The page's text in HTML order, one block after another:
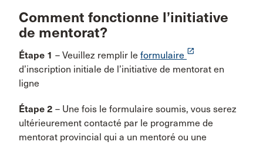
Comment fonctionne l’initiative
de mentorat?
Étape 1 – Veuillez remplir le formulaire launch
d’inscription initiale de l’initiative de mentorat en
ligne
Étape 2 – Une fois le formulaire soumis, vous serez
ultérieurement contacté par le programme de
mentorat provincial qui a un mentoré ou une